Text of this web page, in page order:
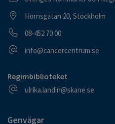
Besöksadress
Hornsgatan 20, Stockholm
Telefonnummer
08-452 70 00
E-postadress
info@cancercentrum.se
Regimbiblioteket
E-postadress
ulrika.landin@skane.se
Genvägar